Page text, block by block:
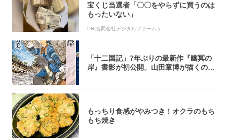
宝くじ当選者「〇〇をやらずに買うのは
もったいない」
PR(合同会社デジタルファーム )
「十二国記」7年ぶりの最新作『幽冥の
岸』書影が初公開。山田章博が描くのは
もっちり食感がやみつき！オクラのもち
もち焼き